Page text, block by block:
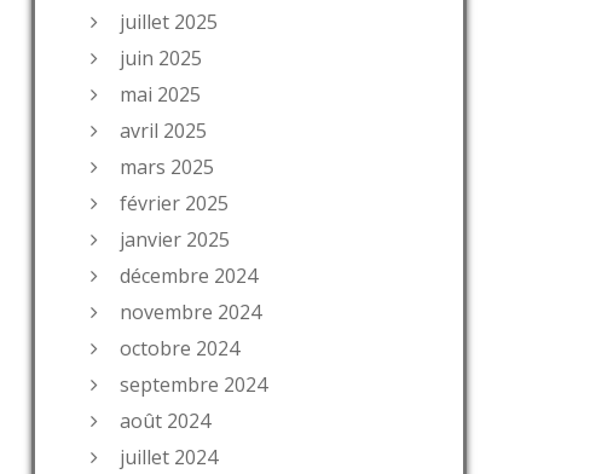
juillet 2025
juin 2025
mai 2025
avril 2025
mars 2025
février 2025
janvier 2025
décembre 2024
novembre 2024
octobre 2024
septembre 2024
août 2024
juillet 2024